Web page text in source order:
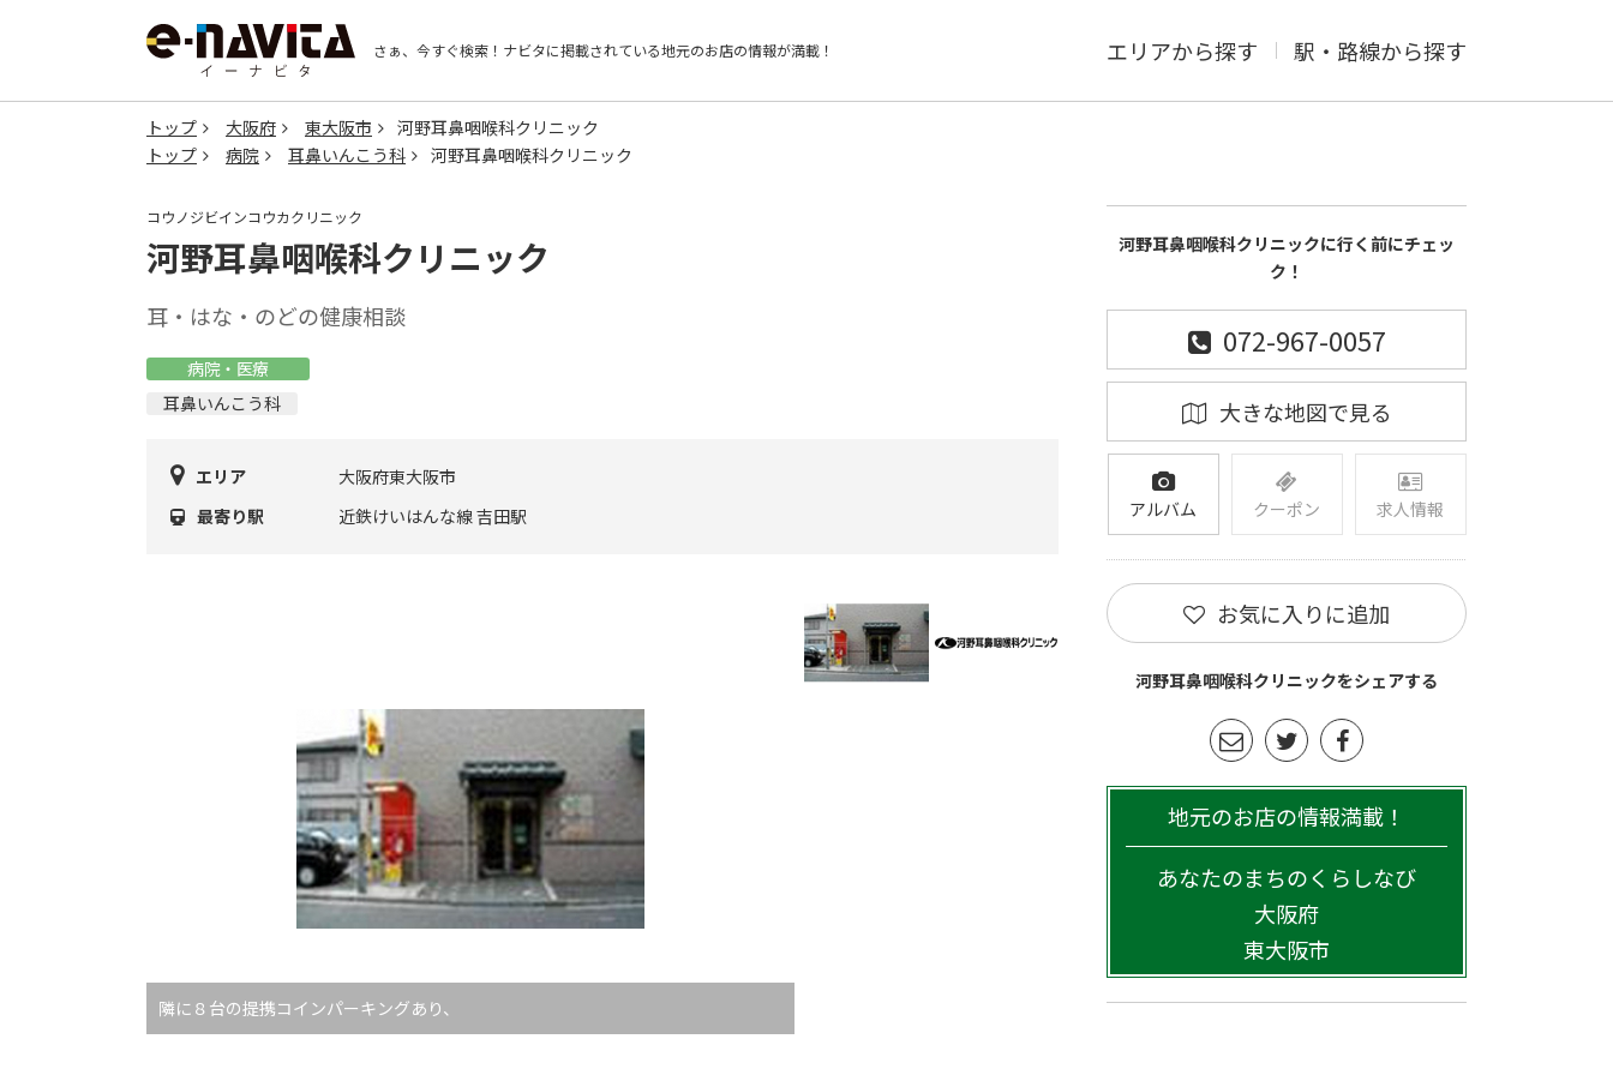
さぁ、今すぐ検索！ ナビタに掲載されている地元のお店の情報が満載！ エリアから探す 駅・路線から探す
トップ 大阪府 東大阪市
河野耳鼻咽喉科クリニック
トップ
病院 耳鼻いんこう科 河野耳鼻咽喉科クリニック
コウノジビインコウカクリニック
河野耳鼻咽喉科クリニック
耳・はな・のどの健康相談
病院・医療
耳鼻いんこう科
エリア
大阪府東大阪市
最寄り駅
近鉄けいはんな線 吉田駅
隣に８台の提携コインパーキングあり、
河野耳鼻咽喉科クリニックに行く前にチェッ
ク！
072-967-0057
大きな地図で見る
アルバム クーポン 求人情報
お気に入りに追加
河野耳鼻咽喉科クリニックをシェアする
地元のお店の情報満載！
あなたのまちのくらしなび
大阪府
東大阪市